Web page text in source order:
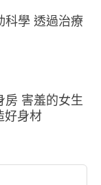
科學 透過治療
房 害羞的女生
好身材